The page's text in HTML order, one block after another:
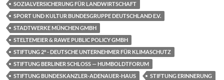
SOZIALVERSICHERUNG FÜR LANDWIRTSCHAFT
SPORT UND KULTUR BUNDESGRUPPE DEUTSCHLAND E.V.
STADTWERKE MÜNCHEN GMBH
STELTEMEIER & RAWE PUBLIC POLICY GMBH
STIFTUNG 2° - DEUTSCHE UNTERNEHMER FÜR KLIMASCHUTZ
STIFTUNG BERLINER SCHLOSS — HUMBOLDTFORUM
STIFTUNG BUNDESKANZLER-ADENAUER-HAUS
STIFTUNG ERINNERUNG